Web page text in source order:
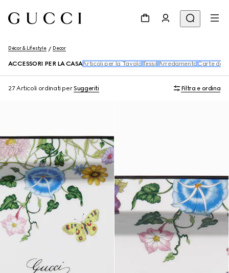
Décor & Lifestyle Decor
ACCESSORI PER LA CASAArticoli per la Tavola Tessili Arredamento Carte da
27 Articoli ordinati perSuggeriti Filtra e ordina